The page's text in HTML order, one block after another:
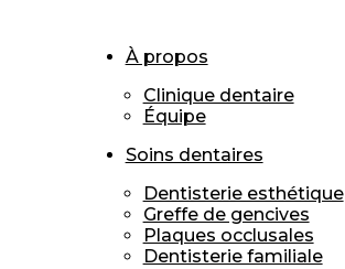
À propos
Clinique dentaire
Équipe
Soins dentaires
Dentisterie esthétique
Greffe de gencives
Plaques occlusales
Dentisterie familiale